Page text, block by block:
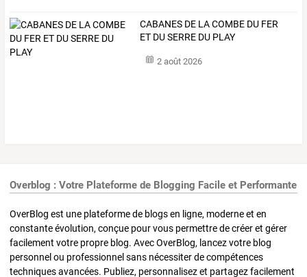
CABANES DE LA COMBE DU FER
ET DU SERRE DU PLAY
2 août 2026
Overblog : Votre Plateforme de Blogging Facile et Performante
OverBlog est une plateforme de blogs en ligne, moderne et en
constante évolution, conçue pour vous permettre de créer et gérer
facilement votre propre blog. Avec OverBlog, lancez votre blog
personnel ou professionnel sans nécessiter de compétences
techniques avancées. Publiez, personnalisez et partagez facilement